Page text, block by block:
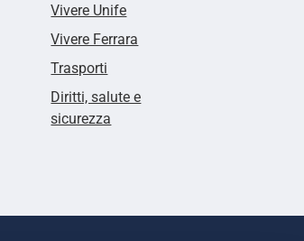
Vivere Unife
Vivere Ferrara
Trasporti
Diritti, salute e
sicurezza